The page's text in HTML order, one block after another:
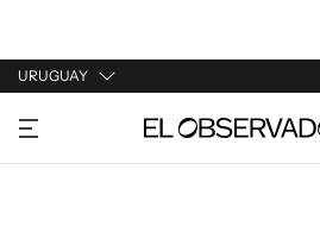
URUGUAY
URUGUAY
ARGENTINA